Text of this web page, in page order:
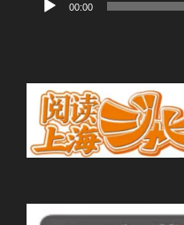
00:00